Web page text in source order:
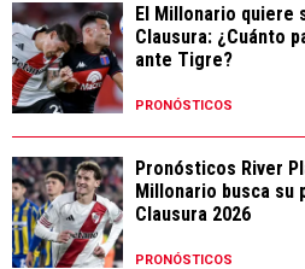
El Millonario quiere
Clausura: ¿Cuánto
ante Tigre?
PRONÓSTICOS
Pronósticos River
Millonario busca su
Clausura 2026
PRONÓSTICOS